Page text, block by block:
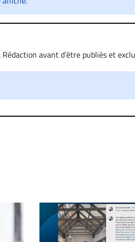
avant d’être publiés et
Vous pouvez également utiliser
de validation, un droit de réponse.